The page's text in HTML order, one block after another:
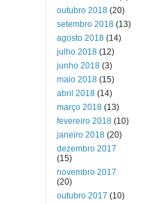
outubro 2018 (20)
setembro 2018 (13)
agosto 2018 (14)
julho 2018 (12)
junho 2018 (3)
maio 2018 (15)
abril 2018 (14)
março 2018 (13)
fevereiro 2018 (10)
janeiro 2018 (20)
dezembro 2017
(15)
novembro 2017
(20)
outubro 2017 (10)